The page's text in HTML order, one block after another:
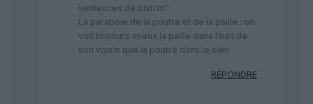
sentences de bistrot”
La parabole de la poutre et de la paille : on
voit toujours mieux la paille dans l’oeil de
son voisin que la poutre dans le sien
RÉPONDRE